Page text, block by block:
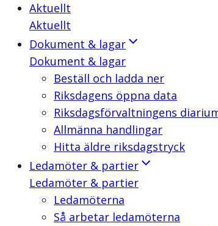
Aktuellt
Aktuellt
Dokument & lagar
Dokument & lagar
Beställ och ladda ner
Riksdagens öppna data
Riksdagsförvaltningens
Allmänna handlingar
Hitta äldre riksdagstryck
Ledamöter & partier
Ledamöter & partier
Ledamöterna
Så arbetar ledamöterna